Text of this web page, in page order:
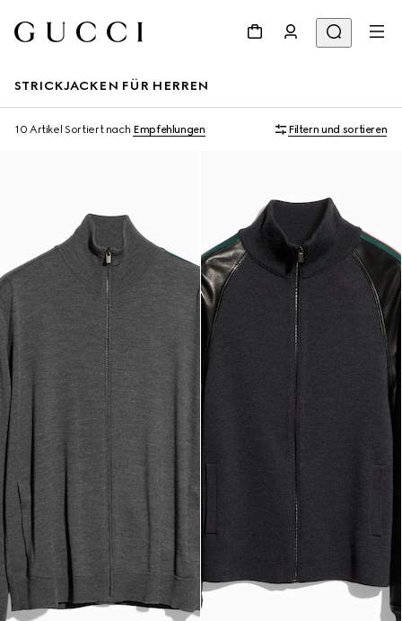
STRICKJACKEN FÜR HERREN
10 Artikel Sortiert nach Empfehlungen Filtern und sortieren